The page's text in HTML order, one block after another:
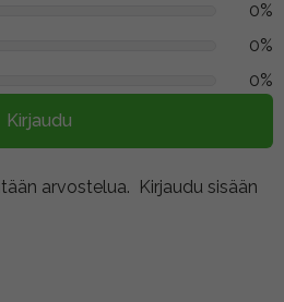
0%
0%
0%
Kirjaudu
arvostelua. Kirjaudu sisään